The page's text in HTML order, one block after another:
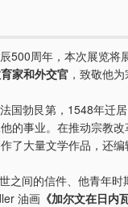
500周年，本次展览将
家和外交官 ，致敬他
国勃艮第，1548年迁
的事业。在推动宗教
了大量文学作品，还编
之间的信件、他青年
油画 《加尔文在日内